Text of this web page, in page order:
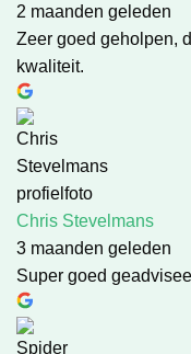
2 maanden geleden
Zeer goed geholpen,
kwaliteit.
Chris Stevelmans
3 maanden geleden
Super goed